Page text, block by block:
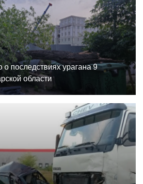
о последствиях урагана 9
области